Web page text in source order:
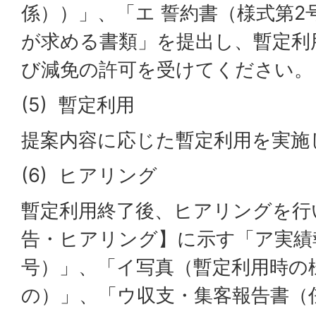
係））」、「エ 誓約書（様式第2
が求める書類」を提出し、暫定
び減免の許可を受けてください。
(5) 暫定利用
提案内容に応じた暫定利用を実
(6) ヒアリング
暫定利用終了後、ヒアリングを
告・ヒアリング】に示す「ア実
号）」、「イ写真（暫定利用時
の）」、「ウ収支・集客報告書